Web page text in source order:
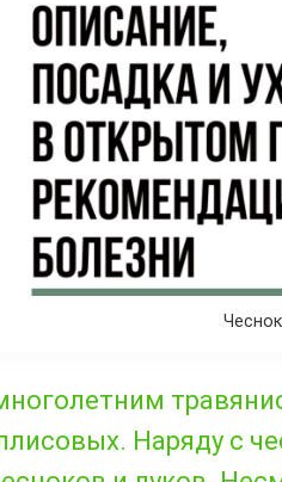
Чеснок
Наряду с